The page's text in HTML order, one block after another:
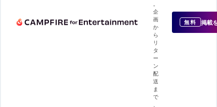
企
画
か
ら
リ
タ
ー
ン
配
送
ま
で
無料 掲載